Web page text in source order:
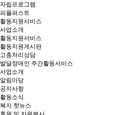
자립프로그램
피플퍼스트
활동지원서비스
사업소개
활동지원서비스
활동지원게시판
고충처리상담
발달장애인 주간활동서비스
사업소개
알림마당
공지사항
활동소식
복지 핫뉴스